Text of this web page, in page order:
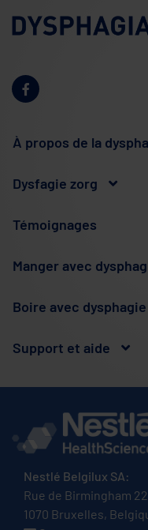
À propos de la
Dysfagie zorg
Témoignages
Manger avec
Boire avec dysphagie
Support et aide
Nestlé Belgilux SA:
Rue de Birmingham
1070 Bruxelles,